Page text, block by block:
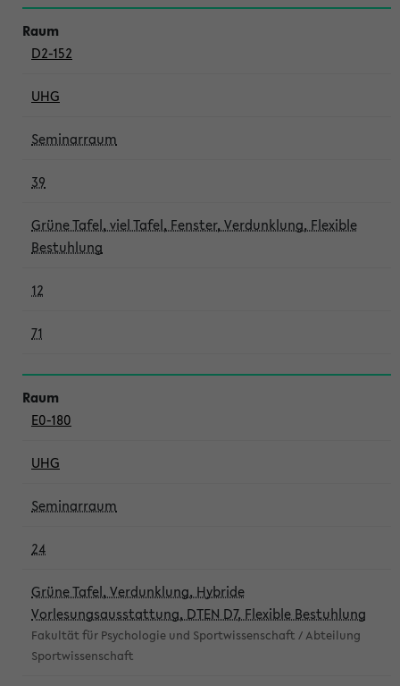
D2-152
UHG
Seminarraum
39
Grüne Tafel, viel Tafel, Fenster, Verdunklung, Flexible
Bestuhlung
12
71
E0-180
UHG
Seminarraum
24
Grüne Tafel, Verdunklung, Hybride
Vorlesungsausstattung, DTEN D7, Flexible Bestuhlung
Fakultät für Psychologie und Sportwissenschaft / Abteilung
Sportwissenschaft